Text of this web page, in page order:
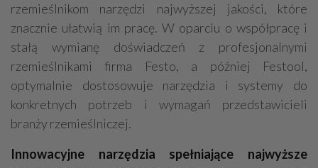
rzemieślnikom narzędzi najwyższej jakości, które
znacznie ułatwią im pracę. W oparciu o współpracę i
stałą wymianę doświadczeń z profesjonalnymi
rzemieślnikami firma Festo, a później Festool,
optymalnie dostosowuje narzędzia i systemy do
konkretnych potrzeb i wymagań przedstawicieli
branży rzemieślniczej.
Innowacyjne narzędzia spełniające najwyższe